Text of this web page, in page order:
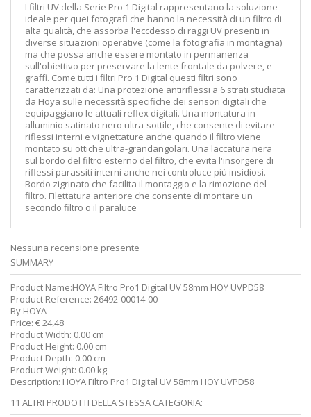
I filtri UV della Serie Pro 1 Digital rappresentano la soluzione
ideale per quei fotografi che hanno la necessità di un filtro di
alta qualità, che assorba l'eccdesso di raggi UV presenti in
diverse situazioni operative (come la fotografia in montagna)
ma che possa anche essere montato in permanenza
sull'obiettivo per preservare la lente frontale da polvere, e
graffi. Come tutti i filtri Pro 1 Digital questi filtri sono
caratterizzati da: Una protezione antiriflessi a 6 strati studiata
da Hoya sulle necessità specifiche dei sensori digitali che
equipaggiano le attuali reflex digitali. Una montatura in
alluminio satinato nero ultra-sottile, che consente di evitare
riflessi interni e vignettature anche quando il filtro viene
montato su ottiche ultra-grandangolari. Una laccatura nera
sul bordo del filtro esterno del filtro, che evita l'insorgere di
riflessi parassiti interni anche nei controluce più insidiosi.
Bordo zigrinato che facilita il montaggio e la rimozione del
filtro. Filettatura anteriore che consente di montare un
secondo filtro o il paraluce
Nessuna recensione presente
SUMMARY
Product Name:HOYA Filtro Pro1 Digital UV 58mm HOY UVPD58
Product Reference: 26492-00014-00
By HOYA
Price: €24,48
Product Width: 0.00 cm
Product Height: 0.00 cm
Product Depth: 0.00 cm
Product Weight: 0.00 kg
Description: HOYA Filtro Pro1 Digital UV 58mm HOY UVPD58
11 ALTRI PRODOTTI DELLA STESSA CATEGORIA: